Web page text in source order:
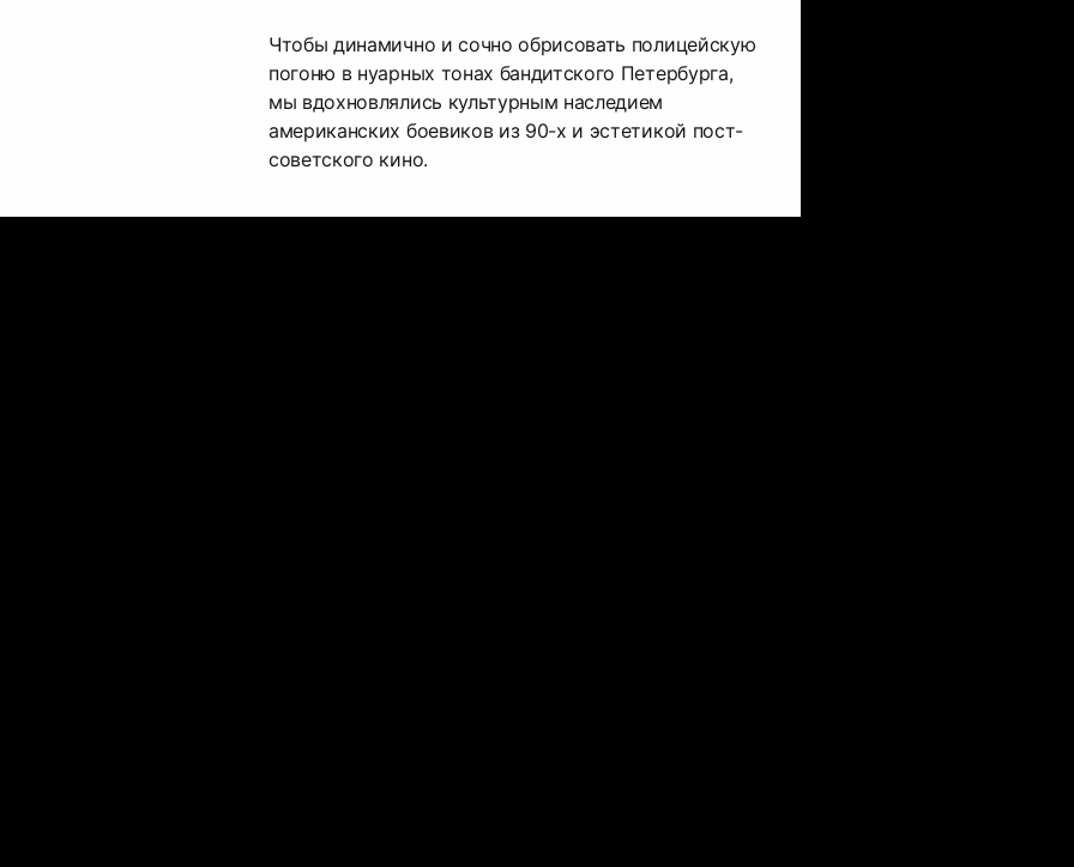
Чтобы динамично и сочно обрисовать полицейскую
погоню в нуарных тонах бандитского Петербурга,
мы вдохновлялись культурным наследием
американских боевиков из 90-х и эстетикой пост-
советского кино.